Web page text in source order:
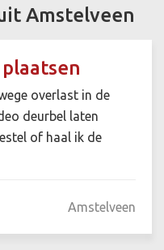
Amstelveen
overlast in de
deurbel laten
of haal ik de
Amstelveen